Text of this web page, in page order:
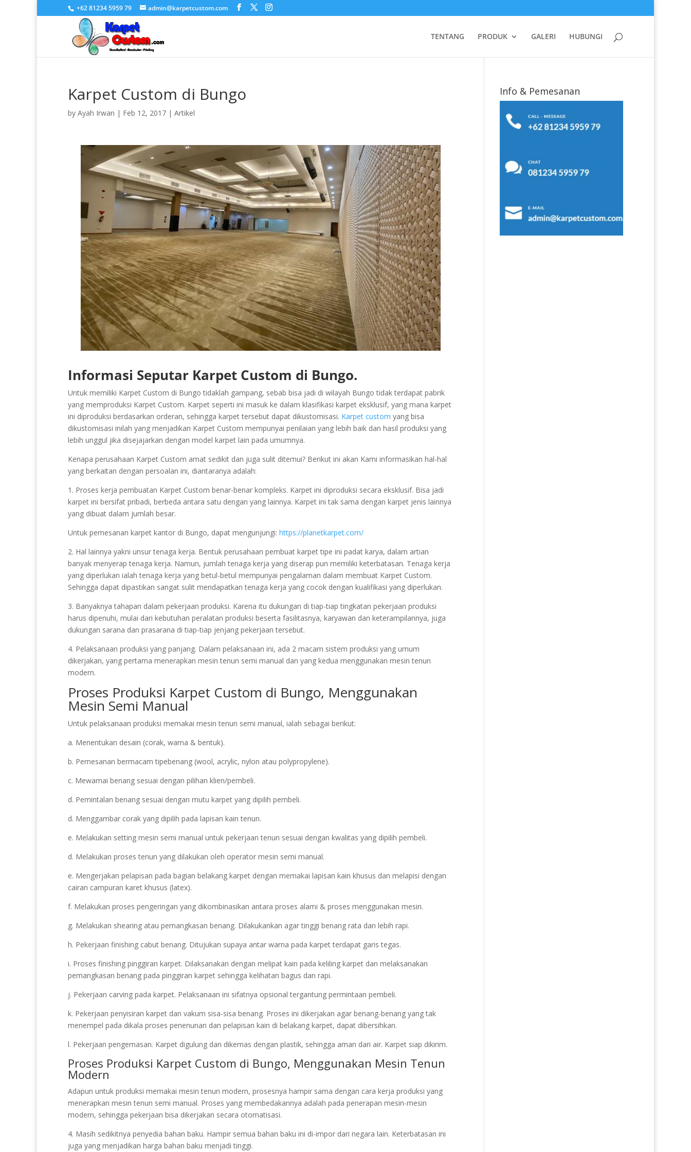
+62 81234 5959 79 admin@karpetcustom.com
TENTANG PRODUK GALERI HUBUNGI
Karpet Custom di Bungo
by Ayah Irwan | Feb 12, 2017 | Artikel
Informasi Seputar Karpet Custom di Bungo.
Untuk memiliki Karpet Custom di Bungo tidaklah gampang, sebab bisa jadi di wilayah Bungo tidak terdapat pabrik
yang memproduksi Karpet Custom. Karpet seperti ini masuk ke dalam klasifikasi karpet eksklusif, yang mana karpet
ini diproduksi berdasarkan orderan, sehingga karpet tersebut dapat dikustomisasi. Karpet custom yang bisa
dikustomisasi inilah yang menjadikan Karpet Custom mempunyai penilaian yang lebih baik dan hasil produksi yang
lebih unggul jika disejajarkan dengan model karpet lain pada umumnya.
Kenapa perusahaan Karpet Custom amat sedikit dan juga sulit ditemui? Berikut ini akan Kami informasikan hal-hal
yang berkaitan dengan persoalan ini, diantaranya adalah:
1. Proses kerja pembuatan Karpet Custom benar-benar kompleks. Karpet ini diproduksi secara eksklusif. Bisa jadi
karpet ini bersifat pribadi, berbeda antara satu dengan yang lainnya. Karpet ini tak sama dengan karpet jenis lainnya
yang dibuat dalam jumlah besar.
Untuk pemesanan karpet kantor di Bungo, dapat mengunjungi: https://planetkarpet.com/
2. Hal lainnya yakni unsur tenaga kerja. Bentuk perusahaan pembuat karpet tipe ini padat karya, dalam artian
banyak menyerap tenaga kerja. Namun, jumlah tenaga kerja yang diserap pun memiliki keterbatasan. Tenaga kerja
yang diperlukan ialah tenaga kerja yang betul-betul mempunyai pengalaman dalam membuat Karpet Custom.
Sehingga dapat dipastikan sangat sulit mendapatkan tenaga kerja yang cocok dengan kualifikasi yang diperlukan.
3. Banyaknya tahapan dalam pekerjaan produksi. Karena itu dukungan di tiap-tiap tingkatan pekerjaan produksi
harus dipenuhi, mulai dari kebutuhan peralatan produksi beserta fasilitasnya, karyawan dan keterampilannya, juga
dukungan sarana dan prasarana di tiap-tiap jenjang pekerjaan tersebut.
4. Pelaksanaan produksi yang panjang. Dalam pelaksanaan ini, ada 2 macam sistem produksi yang umum
dikerjakan, yang pertama menerapkan mesin tenun semi manual dan yang kedua menggunakan mesin tenun
modern.
Proses Produksi Karpet Custom di Bungo, Menggunakan
Mesin Semi Manual
Untuk pelaksanaan produksi memakai mesin tenun semi manual, ialah sebagai berikut:
a. Menentukan desain (corak, warna & bentuk).
b. Pemesanan bermacam tipebenang (wool, acrylic, nylon atau polypropylene).
c. Mewarnai benang sesuai dengan pilihan klien/pembeli.
d. Pemintalan benang sesuai dengan mutu karpet yang dipilih pembeli.
d. Menggambar corak yang dipilih pada lapisan kain tenun.
e. Melakukan setting mesin semi manual untuk pekerjaan tenun sesuai dengan kwalitas yang dipilih pembeli.
d. Melakukan proses tenun yang dilakukan oleh operator mesin semi manual.
e. Mengerjakan pelapisan pada bagian belakang karpet dengan memakai lapisan kain khusus dan melapisi dengan
cairan campuran karet khusus (latex).
f. Melakukan proses pengeringan yang dikombinasikan antara proses alami & proses menggunakan mesin.
g. Melakukan shearing atau pemangkasan benang. Dilakukankan agar tinggi benang rata dan lebih rapi.
h. Pekerjaan finishing cabut benang. Ditujukan supaya antar warna pada karpet terdapat garis tegas.
i. Proses finishing pinggiran karpet. Dilaksanakan dengan melipat kain pada keliling karpet dan melaksanakan
pemangkasan benang pada pinggiran karpet sehingga kelihatan bagus dan rapi.
j. Pekerjaan carving pada karpet. Pelaksanaan ini sifatnya opsional tergantung permintaan pembeli.
k. Pekerjaan penyisiran karpet dan vakum sisa-sisa benang. Proses ini dikerjakan agar benang-benang yang tak
menempel pada dikala proses penenunan dan pelapisan kain di belakang karpet, dapat dibersihkan.
l. Pekerjaan pengemasan. Karpet digulung dan dikemas dengan plastik, sehingga aman dari air. Karpet siap dikirim.
Proses Produksi Karpet Custom di Bungo, Menggunakan Mesin Tenun
Modern
Adapun untuk produksi memakai mesin tenun modern, prosesnya hampir sama dengan cara kerja produksi yang
menerapkan mesin tenun semi manual. Proses yang membedakannya adalah pada penerapan mesin-mesin
modern, sehingga pekerjaan bisa dikerjakan secara otomatisasi.
4. Masih sedikitnya penyedia bahan baku. Hampir semua bahan baku ini di-impor dari negara lain. Keterbatasan ini
juga yang menjadikan harga bahan baku menjadi tinggi.
Info & Pemesanan